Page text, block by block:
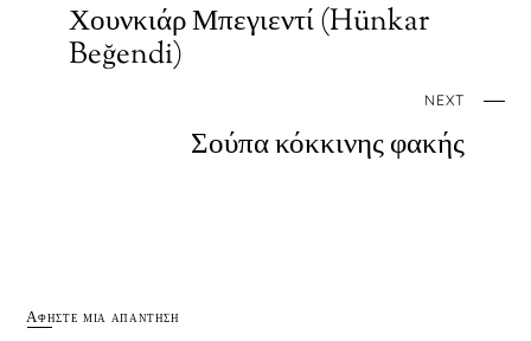
Χουνκιάρ Μπεγιεντί (Hünkar
Beğendi)
NEXT
Σούπα κόκκινης φακής
Αφήστε μια απάντηση